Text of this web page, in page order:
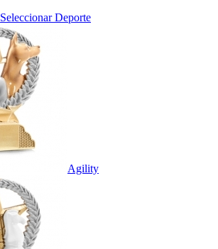
Seleccionar Deporte
Agility